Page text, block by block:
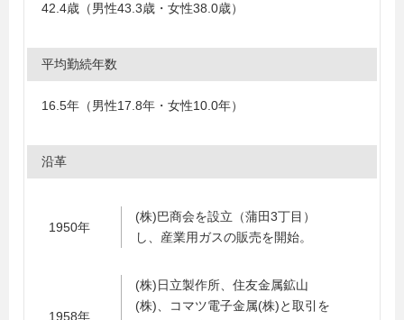
42.4歳（男性43.3歳・女性38.0歳）
平均勤続年数
16.5年（男性17.8年・女性10.0年）
沿革
1950年
(株)巴商会を設立（蒲田3丁目）
し、産業用ガスの販売を開始。
1958年
(株)日立製作所、住友金属鉱山
(株)、コマツ電子金属(株)と取引を